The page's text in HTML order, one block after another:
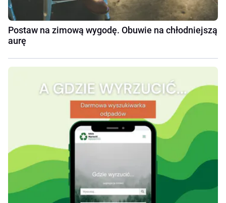
Postaw na zimową wygodę. Obuwie na chłodniejszą
aurę